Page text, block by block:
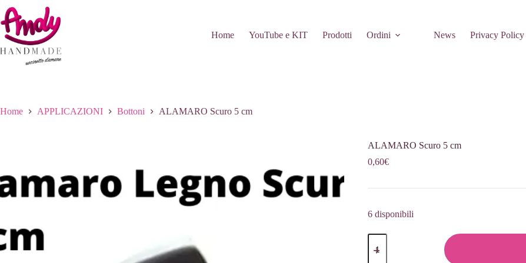
al
contenuto
Home
YouTube e KIT Prodotti Ordini News Privacy Policy
Home APPLICAZIONI Bottoni ALAMARO Scuro 5 cm
ALAMARO Scuro 5 cm
0,60€
6 disponibili
ALAMARO
Scuro